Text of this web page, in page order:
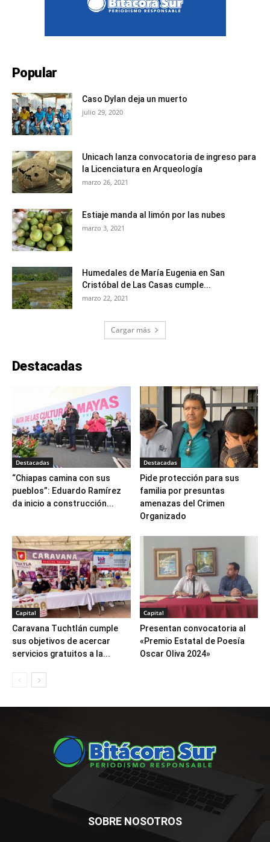
Popular
Caso Dylan deja un muerto
julio 29, 2020
Unicach lanza convocatoria de ingreso para
la Licenciatura en Arqueología
marzo 26, 2021
Estiaje manda al limón por las nubes
marzo 3, 2021
Humedales de María Eugenia en San
Cristóbal de Las Casas cumple...
marzo 22, 2021
Cargar más
Destacadas
Destacadas
“Chiapas camina con sus
pueblos”: Eduardo Ramírez
da inicio a construcción...
Destacadas
Pide protección para sus
familia por presuntas
amenazas del Crimen
Organizado
Capital
Caravana Tuchtlán cumple
sus objetivos de acercar
servicios gratuitos a la...
Capital
Presentan convocatoria al
«Premio Estatal de Poesía
Oscar Oliva 2024»
SOBRE NOSOTROS